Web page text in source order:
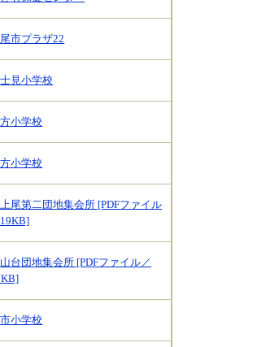
尾市プラザ22
見小学校
小学校
小学校
尾第二団地集会所 [PDFファイル
19KB]
台団地集会所 [PDFファイル／
小学校